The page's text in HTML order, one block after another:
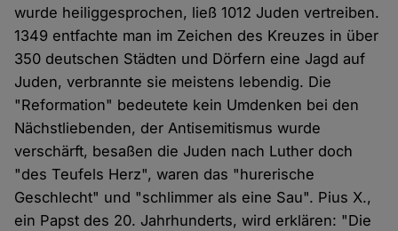
wurde heiliggesprochen, ließ 1012 Juden vertreiben.
1349 entfachte man im Zeichen des Kreuzes in über
350 deutschen Städten und Dörfern eine Jagd auf
Juden, verbrannte sie meistens lebendig. Die
"Reformation" bedeutete kein Umdenken bei den
Nächstliebenden, der Antisemitismus wurde
verschärft, besaßen die Juden nach Luther doch
"des Teufels Herz", waren das "hurerische
Geschlecht" und "schlimmer als eine Sau". Pius X.,
ein Papst des 20. Jahrhunderts, wird erklären: "Die